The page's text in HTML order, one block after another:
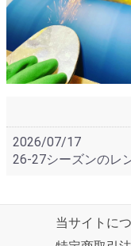
2026/07/17
26-27シーズンのレ
当サイトに